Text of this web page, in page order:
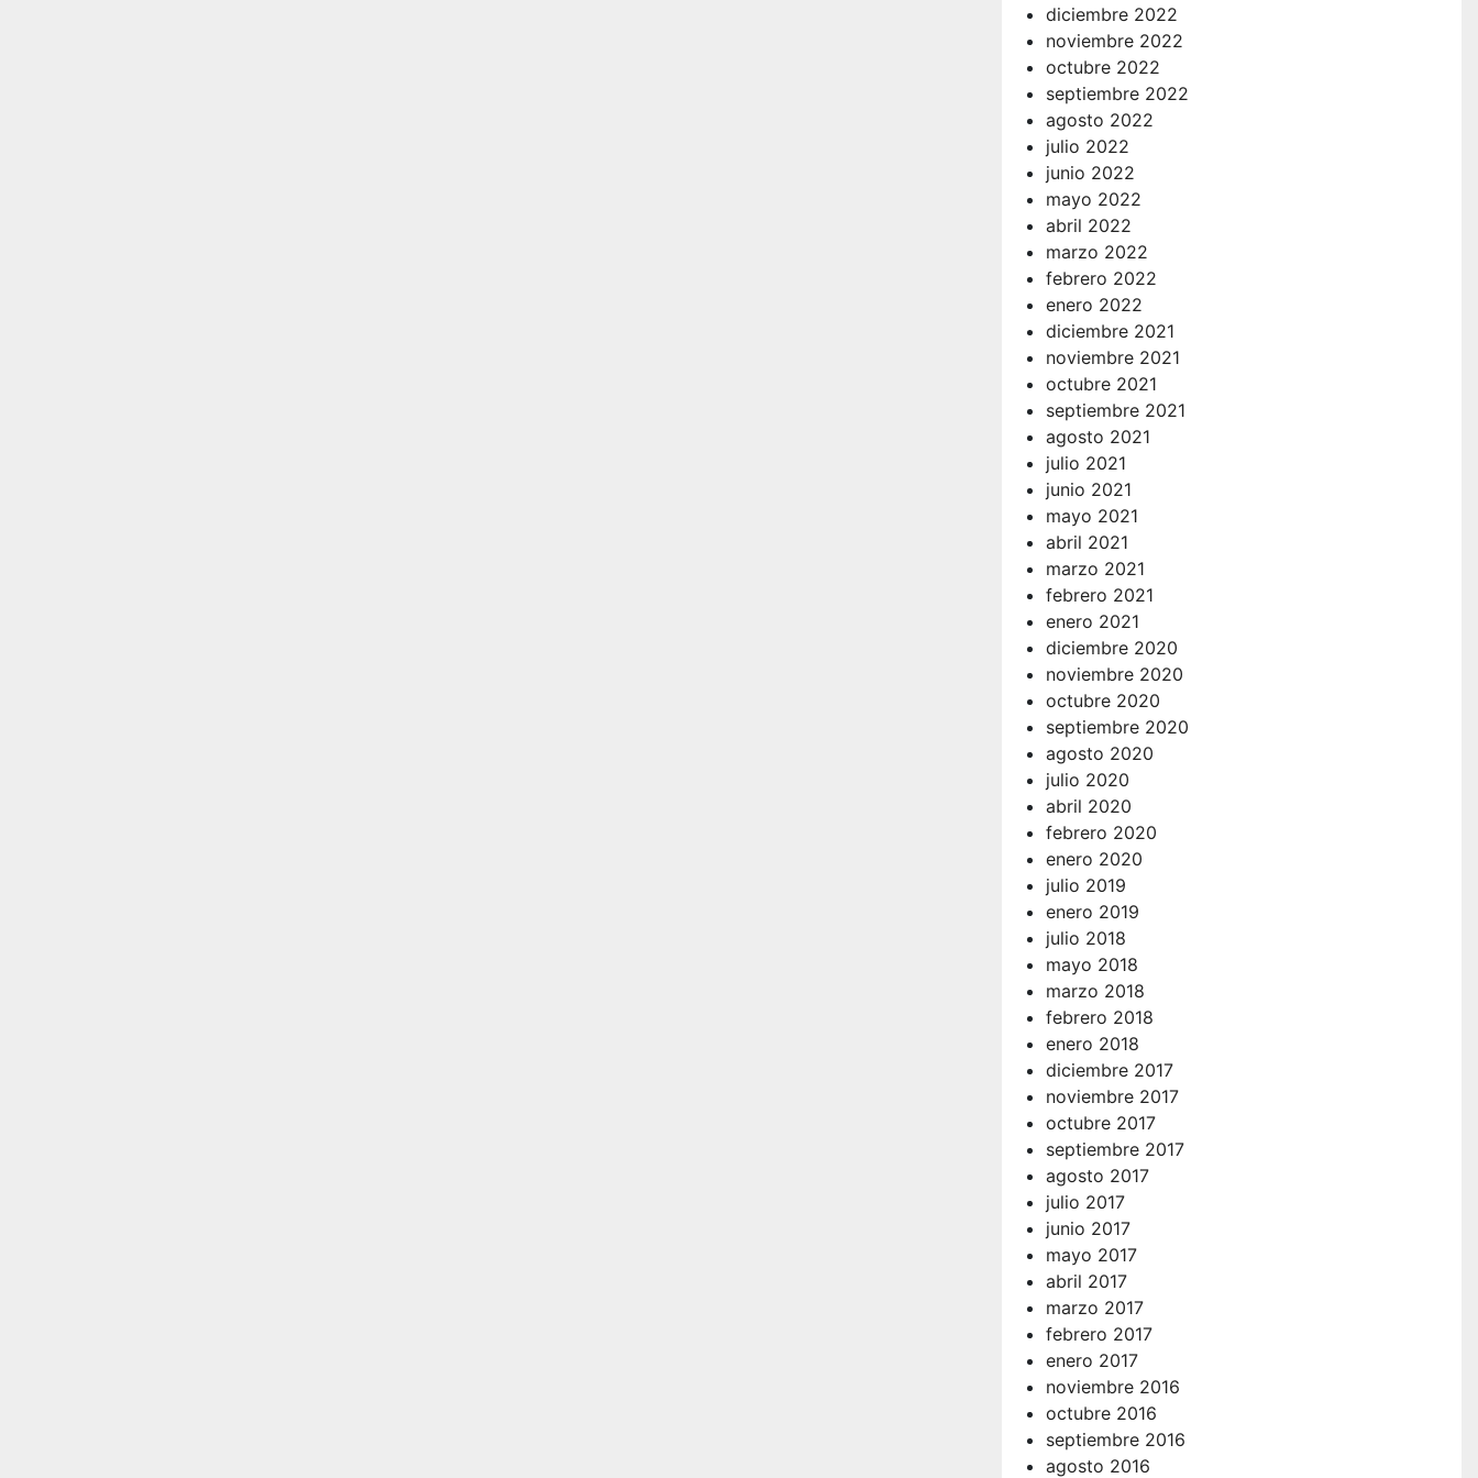
diciembre 2022
noviembre 2022
octubre 2022
septiembre 2022
agosto 2022
julio 2022
junio 2022
mayo 2022
abril 2022
marzo 2022
febrero 2022
enero 2022
diciembre 2021
noviembre 2021
octubre 2021
septiembre 2021
agosto 2021
julio 2021
junio 2021
mayo 2021
abril 2021
marzo 2021
febrero 2021
enero 2021
diciembre 2020
noviembre 2020
octubre 2020
septiembre 2020
agosto 2020
julio 2020
abril 2020
febrero 2020
enero 2020
julio 2019
enero 2019
julio 2018
mayo 2018
marzo 2018
febrero 2018
enero 2018
diciembre 2017
noviembre 2017
octubre 2017
septiembre 2017
agosto 2017
julio 2017
junio 2017
mayo 2017
abril 2017
marzo 2017
febrero 2017
enero 2017
noviembre 2016
octubre 2016
septiembre 2016
agosto 2016